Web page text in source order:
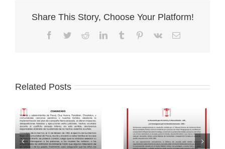
Share This Story, Choose Your Platform!
Facebook
TwitterRedditLinkedInTumblr Pinterest
Vk Email
Related Posts